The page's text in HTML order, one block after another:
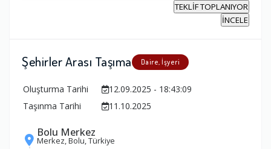
TEKLİF TOPLANIYOR
İNCELE
Şehirler Arası Taşıma Daire, İşyeri
Oluşturma Tarihi
12.09.2025 - 18:43:09
Taşınma Tarihi
11.10.2025
Bolu Merkez
Merkez, Bolu, Türkiye